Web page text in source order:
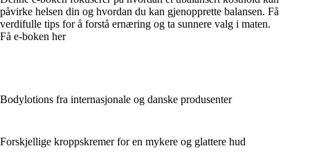
påvirke helsen din og hvordan du kan gjenopprette balansen. Få
verdifulle tips for å forstå ernæring og ta sunnere valg i maten.
Få e-boken her
Bodylotions fra internasjonale og danske produsenter
Forskjellige kroppskremer for en mykere og glattere hud